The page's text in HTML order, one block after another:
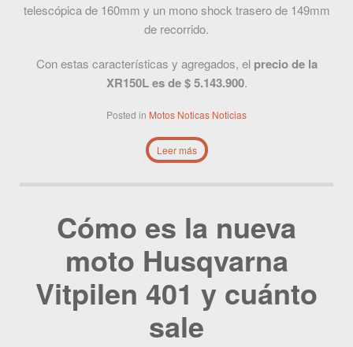
telescópica de 160mm y un mono shock trasero de 149mm
de recorrido.
Con estas características y agregados, el precio de la
XR150L es de $ 5.143.900.
Posted in Motos Noticas Noticias
Leer más
Cómo es la nueva
moto Husqvarna
Vitpilen 401 y cuánto
sale